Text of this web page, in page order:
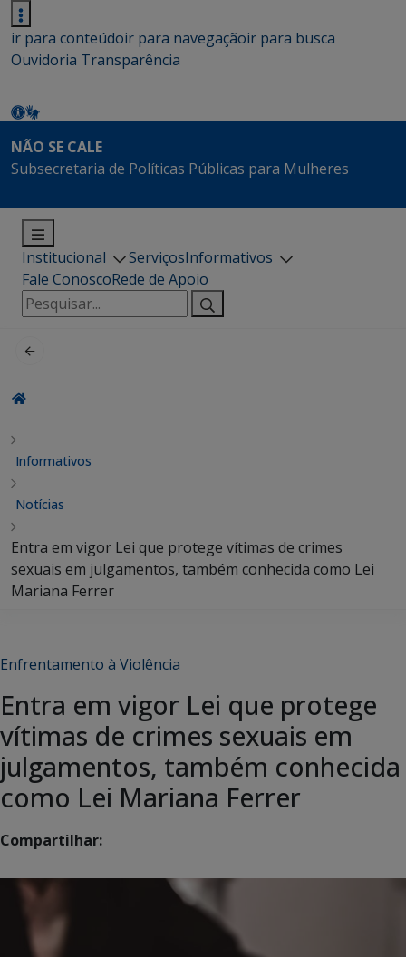
ir para conteúdoir para navegaçãoir para busca
Ouvidoria Transparência
NÃO SE CALE
Subsecretaria de Políticas Públicas para Mulheres
Institucional ServiçosInformativos
Fale ConoscoRede de Apoio
Pesquisar
por:
Informativos
Notícias
Entra em vigor Lei que protege vítimas de crimes
sexuais em julgamentos, também conhecida como Lei
Mariana Ferrer
Enfrentamento à Violência
Entra em vigor Lei que protege
vítimas de crimes sexuais em
julgamentos, também conhecida
como Lei Mariana Ferrer
Compartilhar: